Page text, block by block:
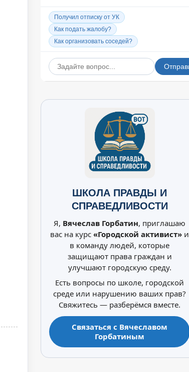
ШКОЛА ПРАВДЫ И
СПРАВЕДЛИВОСТИ
Я, Вячеслав Горбатин, приглашаю
вас на курс «Городской активист» и
в команду людей, которые
защищают права граждан и
улучшают городскую среду.
Есть вопросы по школе, городской
среде или нарушению ваших прав?
Свяжитесь — разберёмся вместе.
Связаться с Вячеславом
Горбатиным